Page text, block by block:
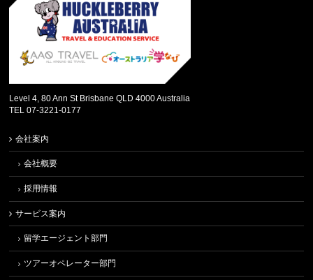
Level 4, 80 Ann St Brisbane QLD 4000 Australia
TEL 07-3221-0177
会社案内
会社概要
採用情報
サービス案内
留学エージェント部門
ツアーオペレーター部門